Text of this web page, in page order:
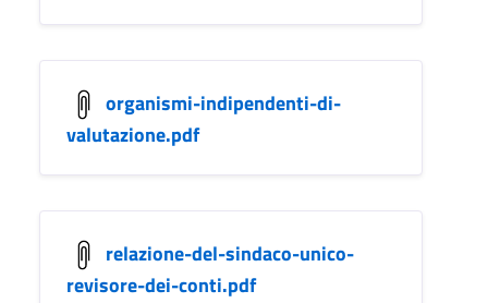
organismi-indipendenti-di-
valutazione.pdf
relazione-del-sindaco-unico-
revisore-dei-conti.pdf